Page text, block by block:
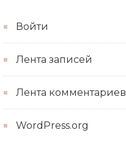
Войти
Лента записей
Лента комментариев
WordPress.org